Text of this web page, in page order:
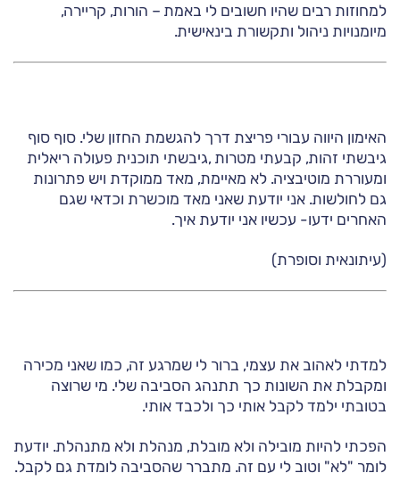
למחוזות רבים שהיו חשובים לי באמת – הורות, קריירה,
מיומנויות ניהול ותקשורת בינאישית.
האימון היווה עבורי פריצת דרך להגשמת החזון שלי. סוף סוף
גיבשתי זהות, קבעתי מטרות ,גיבשתי תוכנית פעולה ריאלית
ומעוררת מוטיבציה. לא מאיימת, מאד ממוקדת ויש פתרונות
גם לחולשות. אני יודעת שאני מאד מוכשרת וכדאי שגם
האחרים ידעו- עכשיו אני יודעת איך.
(עיתונאית וסופרת)
למדתי לאהוב את עצמי, ברור לי שמרגע זה, כמו שאני מכירה
ומקבלת את השונות כך תתנהג הסביבה שלי. מי שרוצה
בטובתי ילמד לקבל אותי כך ולכבד אותי.
הפכתי להיות מובילה ולא מובלת, מנהלת ולא מתנהלת. יודעת
לומר "לא" וטוב לי עם זה. מתברר שהסביבה לומדת גם לקבל.